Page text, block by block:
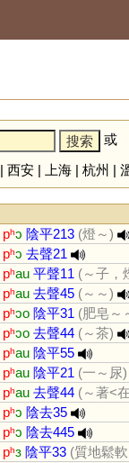
或
| 西安| 上海| 杭州 |
pʰɔ 陰平213 (燈～)
pʰɔ 去聲21
pʰau 平聲11 (～子，
pʰau 去聲45 (～～)
pʰɔo 陰平31 (肥皂～
pʰɔo 去聲44 (～茶)
pʰau 陰平55
pʰau 陰平21 (一～尿)
pʰau 去聲44 (～著<
pʰɔ 陰去35
pʰɔ 陰去445
pʰɜ 陰平33 (質地鬆